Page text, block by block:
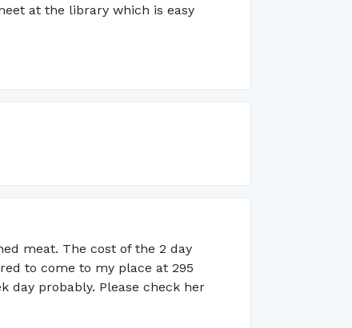
at the library which is easy
meat. The cost of the 2 day
to come to my place at 295
day probably. Please check her